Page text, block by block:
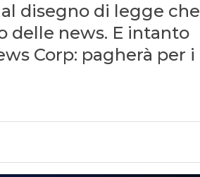
disegno di legge che
delle news. E intanto
Corp: pagherà per i